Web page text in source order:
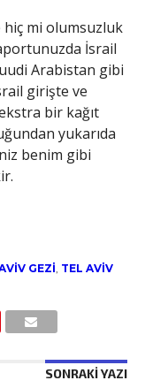
hiç mi olumsuzluk
İsrail
Arabistan gibi
girişte ve
bir kağıt
yukarıda
benim gibi
GEZI, TEL AVIV
SONRAKI YAZI